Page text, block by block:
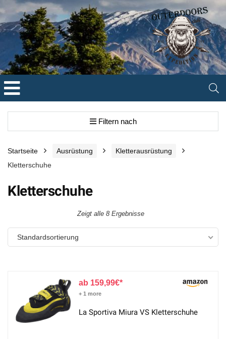
Filtern nach
Startseite Ausrüstung
Kletterausrüstung
Kletterschuhe
Kletterschuhe
Zeigt alle 8 Ergebnisse
Standardsortierung
159,99€
+ 1 more
La Sportiva Miura VS Kletterschuhe